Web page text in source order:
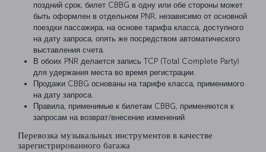
поздний срок, билет CBBG в одну или обе стороны может
быть оформлен в отдельном PNR, независимо от основной
поездки пассажира, на основе тарифа класса, доступного
на дату запроса, опять же посредством автоматического
выставления счета.
В обоих PNR делается запись TCP (Total Complete Party)
для удержания места во время регистрации.
Продажи CBBG основаны на тарифе класса, применимого
на дату запроса.
Правила, применимые к билетам CBBG, применяются к
запросам на возврат/внесение изменений.
Перевозка музыкальных инструментов в качестве
зарегистрированного багажа